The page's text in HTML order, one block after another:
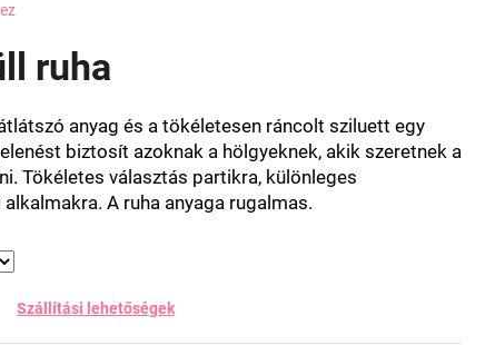
ruha
anyag és a tökéletesen ráncolt sziluett egy
biztosít azoknak a hölgyeknek, akik szeretnek a
Tökéletes választás partikra, különleges
A ruha anyaga rugalmas.
Szállítási lehetőségek